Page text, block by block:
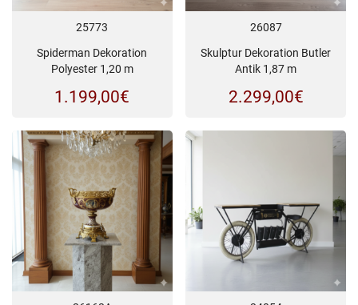
25773
Spiderman Dekoration
Polyester 1,20 m
1.199,00€
26087
Skulptur Dekoration Butler
Antik 1,87 m
2.299,00€